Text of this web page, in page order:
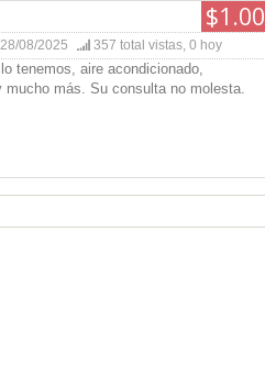
$1.00
08/2025 357 total vistas, 0 hoy
tenemos, aire acondicionado,
más. Su consulta no molesta.